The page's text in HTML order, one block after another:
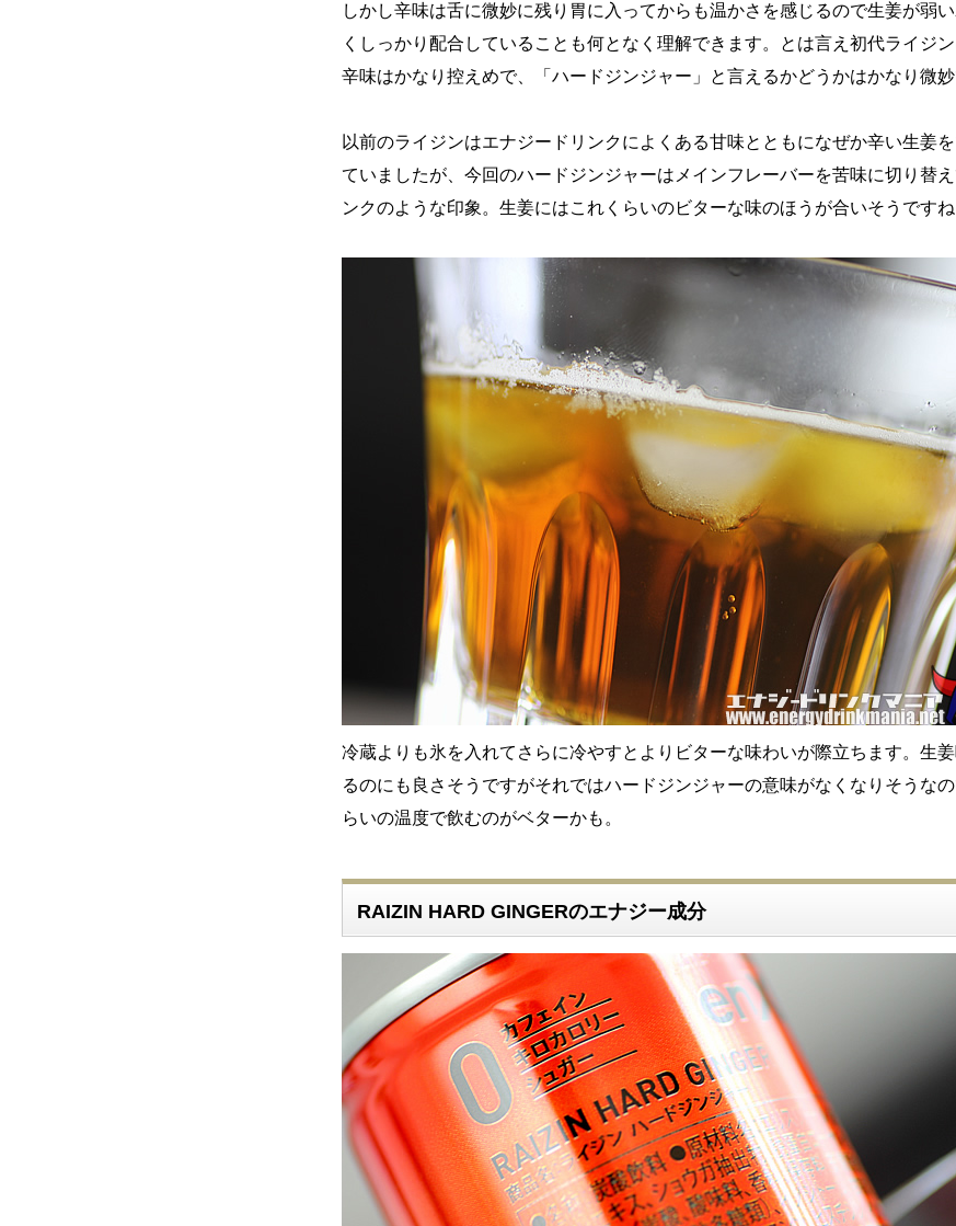
しかし辛味は舌に微妙に残り胃に入ってからも温かさを感じるので生姜が弱
くしっかり配合していることも何となく理解できます。とは言え初代ライジ
辛味はかなり控えめで、「ハードジンジャー」と言えるかどうかはかなり微妙
以前のライジンはエナジードリンクによくある甘味とともになぜか辛い生姜
ていましたが、今回のハードジンジャーはメインフレーバーを苦味に切り替え
ンクのような印象。生姜にはこれくらいのビターな味のほうが合いそうですね
冷蔵よりも氷を入れてさらに冷やすとよりビターな味わいが際立ちます。生
るのにも良さそうですがそれではハードジンジャーの意味がなくなりそうなの
らいの温度で飲むのがベターかも。
RAIZIN HARD GINGERのエナジー成分